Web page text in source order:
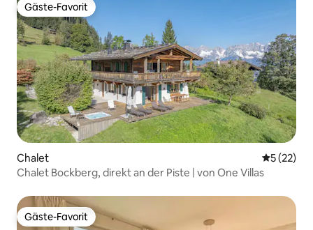
Gäste-Favorit
Gäste-Favorit
Chalet
5 (22)
Chalet Bockberg, direkt an der Piste | von One Villas
Gäste-Favorit
Gäste-Favorit